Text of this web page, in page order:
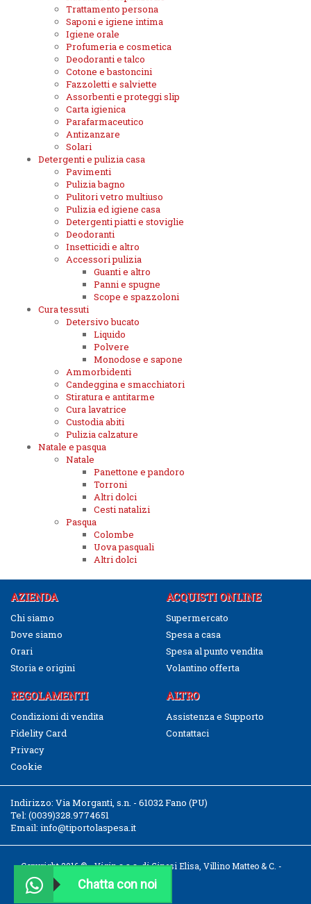
Trattamento persona
Saponi e igiene intima
Igiene orale
Profumeria e cosmetica
Deodoranti e talco
Cotone e bastoncini
Fazzoletti e salviette
Assorbenti e proteggi slip
Carta igienica
Parafarmaceutico
Antizanzare
Solari
Detergenti e pulizia casa
Pavimenti
Pulizia bagno
Pulitori vetro multiuso
Pulizia ed igiene casa
Detergenti piatti e stoviglie
Deodoranti
Insetticidi e altro
Accessori pulizia
Guanti e altro
Panni e spugne
Scope e spazzoloni
Cura tessuti
Detersivo bucato
Liquido
Polvere
Monodose e sapone
Ammorbidenti
Candeggina e smacchiatori
Stiratura e antitarme
Cura lavatrice
Custodia abiti
Pulizia calzature
Natale e pasqua
Natale
Panettone e pandoro
Torroni
Altri dolci
Cesti natalizi
Pasqua
Colombe
Uova pasquali
Altri dolci
AZIENDA
Chi siamo
Dove siamo
Orari
Storia e origini
ACQUISTI ONLINE
Supermercato
Spesa a casa
Spesa al punto vendita
Volantino offerta
REGOLAMENTI
Condizioni di vendita
Fidelity Card
Privacy
Cookie
ALTRO
Assistenza e Supporto
Contattaci
Indirizzo: Via Morganti, s.n. - 61032 Fano (PU)
Tel: (0039)328.9774651
Email: info@tiportolaspesa.it
Copyright 2016 © - Vigin s.a.s. di Ginesi Elisa, Villino Matteo & C. -
CF/P.IVA 02526040411Chatta con noi